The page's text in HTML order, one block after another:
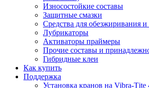
Износостойкие составы
Защитные смазки
Средства для обезжиривания и
Лубрикаторы
Активаторы праймеры
Прочие составы и
Гибридные клеи
Как купить
Поддержка
Установка кранов на Vibra-Тite